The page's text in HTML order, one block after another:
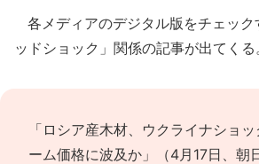
各メディアのデジタル版をチェック
ッドショック」関係の記事が出てくる
「ロシア産木材、ウクライナショ
ーム価格に波及か」（4月17日、朝